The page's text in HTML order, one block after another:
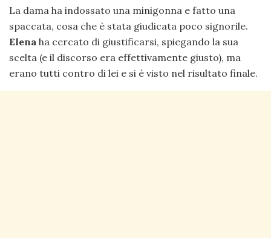
La dama ha indossato una minigonna e fatto una
spaccata, cosa che è stata giudicata poco signorile.
Elena ha cercato di giustificarsi, spiegando la sua
scelta (e il discorso era effettivamente giusto), ma
erano tutti contro di lei e si è visto nel risultato finale.